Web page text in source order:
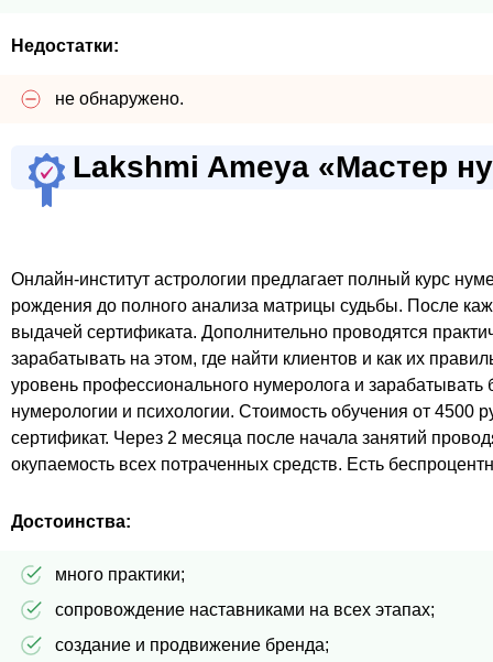
Недостатки:
не обнаружено.
Lakshmi Ameya «Мастер
Онлайн-институт астрологии предлагает полный курс
рождения до полного анализа матрицы судьбы. После
выдачей сертификата. Дополнительно проводятся
зарабатывать на этом, где найти клиентов и как их
уровень профессионального нумеролога и
нумерологии и психологии. Стоимость обучения от
сертификат. Через 2 месяца после начала занятий
окупаемость всех потраченных средств. Есть
Достоинства:
много практики;
сопровождение наставниками на всех этапах;
создание и продвижение бренда;